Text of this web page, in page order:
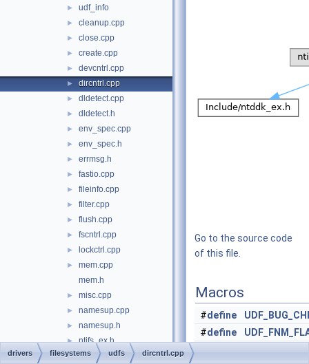
► udf_info
► cleanup.cpp
► close.cpp
► create.cpp
► devcntrl.cpp
► dircntrl.cpp
► dldetect.cpp
► dldetect.h
► env_spec.cpp
► env_spec.h
► errmsg.h
► fastio.cpp
► fileinfo.cpp
► filter.cpp
► flush.cpp
► fscntrl.cpp
► lockctrl.cpp
►
mem.cpp
mem.h
► misc.cpp
► namesup.cpp
► namesup.h
► ntifs_ex.h
► pnp.cpp
Go to the source code
of this file.
Macros
#define
#define
drivers filesystems udfs dircntrl.cpp